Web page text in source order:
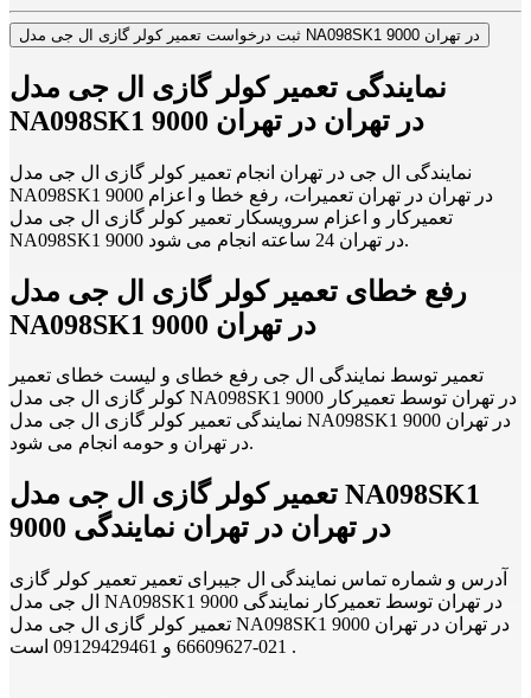
ثبت درخواست تعمیر کولر گازی ال جی مدل NA098SK1 9000 در تهران
نمایندگی تعمیر کولر گازی ال جی مدل
NA098SK1 9000 در تهران در تهران
نمایندگی ال جی در تهران انجام تعمیر کولر گازی ال جی مدل
NA098SK1 9000 در تهران در تهران تعمیرات، رفع خطا و اعزام
تعمیرکار و اعزام سرویسکار تعمیر کولر گازی ال جی مدل
NA098SK1 9000 در تهران 24 ساعته انجام می شود.
رفع خطای تعمیر کولر گازی ال جی مدل
NA098SK1 9000 در تهران
تعمیر توسط نمایندگی ال جی رفع خطای و لیست خطای تعمیر
کولر گازی ال جی مدل NA098SK1 9000 در تهران توسط تعمیرکار
نمایندگی تعمیر کولر گازی ال جی مدل NA098SK1 9000 در تهران
در تهران و حومه انجام می شود.
تعمیر کولر گازی ال جی مدل NA098SK1
9000 در تهران در تهران نمایندگی
آدرس و شماره تماس نمایندگی ال جیبرای تعمیر تعمیر کولر گازی
ال جی مدل NA098SK1 9000 در تهران توسط تعمیرکار نمایندگی
تعمیر کولر گازی ال جی مدل NA098SK1 9000 در تهران در تهران
021-66609627 و 09129429461 است .